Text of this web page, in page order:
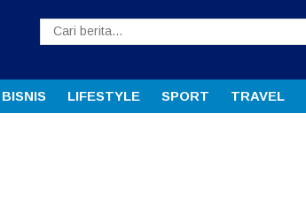
BISNIS LIFESTYLE SPORT TRAVEL